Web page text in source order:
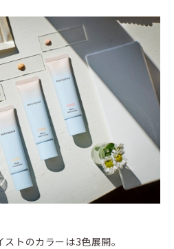
トのカラーは3色展開。